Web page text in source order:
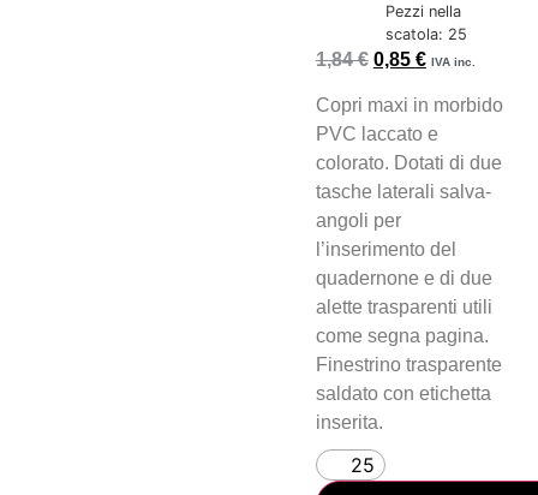
Pezzi nella
scatola: 25
1,84€ 0,85 € IVA inc.
Copri maxi in morbido
PVC laccato e
colorato. Dotati di due
tasche laterali salva-
angoli per
l’inserimento del
quadernone e di due
alette trasparenti utili
come segna pagina.
Finestrino trasparente
saldato con etichetta
inserita.